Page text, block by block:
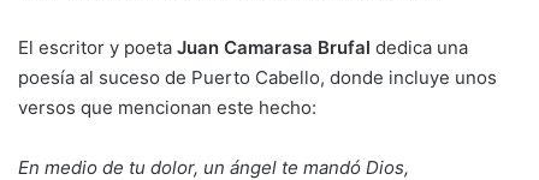
El escritor y poeta Juan Camarasa Brufal dedica una
poesía al suceso de Puerto Cabello, donde incluye unos
versos que mencionan este hecho:
En medio de tu dolor, un ángel te mandó Dios,